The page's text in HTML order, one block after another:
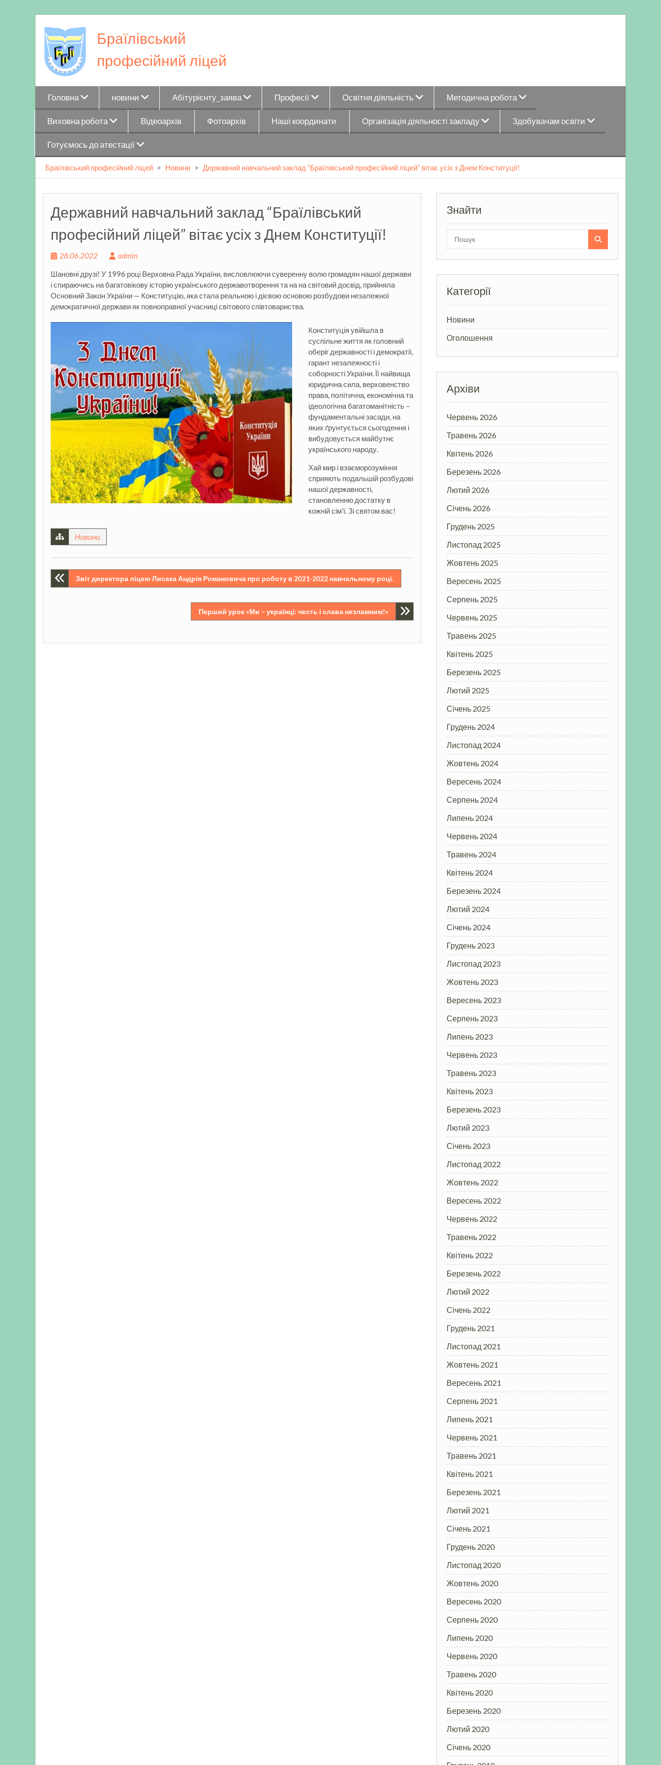
to
content
Браїлівський
професійний ліцей
Головна новини Абітурієнту_заява Професії Освітня діяльність Методична робота
Виховна робота Відеоархів Фотоархів Наші координати Організація діяльності закладу Здобувачам освіти
Готуємось до атестації
Браїлівський професійний ліцей > Новини > Державний навчальний заклад “Браїлівський професійний ліцей” вітає усіх з Днем Конституції!
Державний навчальний заклад “Браїлівський
професійний ліцей” вітає усіх з Днем Конституції!
28.06.2022 admin
Шановні друзі! У 1996 році Верховна Рада України, висловлюючи суверенну волю громадян нашої держави
і спираючись на багатовікову історію українського державотворення та на на світовий досвід, прийняла
Основний Закон України — Конституцію, яка стала реальною і дієвою основою розбудови незалежної
демократичної держави як повноправної учасниці світового співтовариства.
Конституція увійшла в
суспільне життя як головний
оберіг державності і демократії,
гарант незалежності і
соборності України. Її найвища
юридична сила, верховенство
права, політична, економічна та
ідеологічна багатоманітність –
фундаментальні засади, на
яких ґрунтується сьогодення і
вибудовується майбутнє
українського народу.
Хай мир і взаєморозуміння
сприяють подальшій розбудові
нашої державності,
становленню достатку в
кожній сім’ї. Зі святом вас!
Новини
Навігація
Звіт директора ліцею Лисака Андрія Романовича про роботу в 2021-2022 навчальному році.
Перший урок «Ми – українці: честь і слава незламним!»
Знайти
Категорії
Новини
Оголошення
Архіви
Червень 2026
Травень 2026
Квітень 2026
Березень 2026
Лютий 2026
Січень 2026
Грудень 2025
Листопад 2025
Жовтень 2025
Вересень 2025
Серпень 2025
Червень 2025
Травень 2025
Квітень 2025
Березень 2025
Лютий 2025
Січень 2025
Грудень 2024
Листопад 2024
Жовтень 2024
Вересень 2024
Серпень 2024
Липень 2024
Червень 2024
Травень 2024
Квітень 2024
Березень 2024
Лютий 2024
Січень 2024
Грудень 2023
Листопад 2023
Жовтень 2023
Вересень 2023
Серпень 2023
Липень 2023
Червень 2023
Травень 2023
Квітень 2023
Березень 2023
Лютий 2023
Січень 2023
Листопад 2022
Жовтень 2022
Вересень 2022
Червень 2022
Травень 2022
Квітень 2022
Березень 2022
Лютий 2022
Січень 2022
Грудень 2021
Листопад 2021
Жовтень 2021
Вересень 2021
Серпень 2021
Липень 2021
Червень 2021
Травень 2021
Квітень 2021
Березень 2021
Лютий 2021
Січень 2021
Грудень 2020
Листопад 2020
Жовтень 2020
Вересень 2020
Серпень 2020
Липень 2020
Червень 2020
Травень 2020
Квітень 2020
Березень 2020
Лютий 2020
Січень 2020